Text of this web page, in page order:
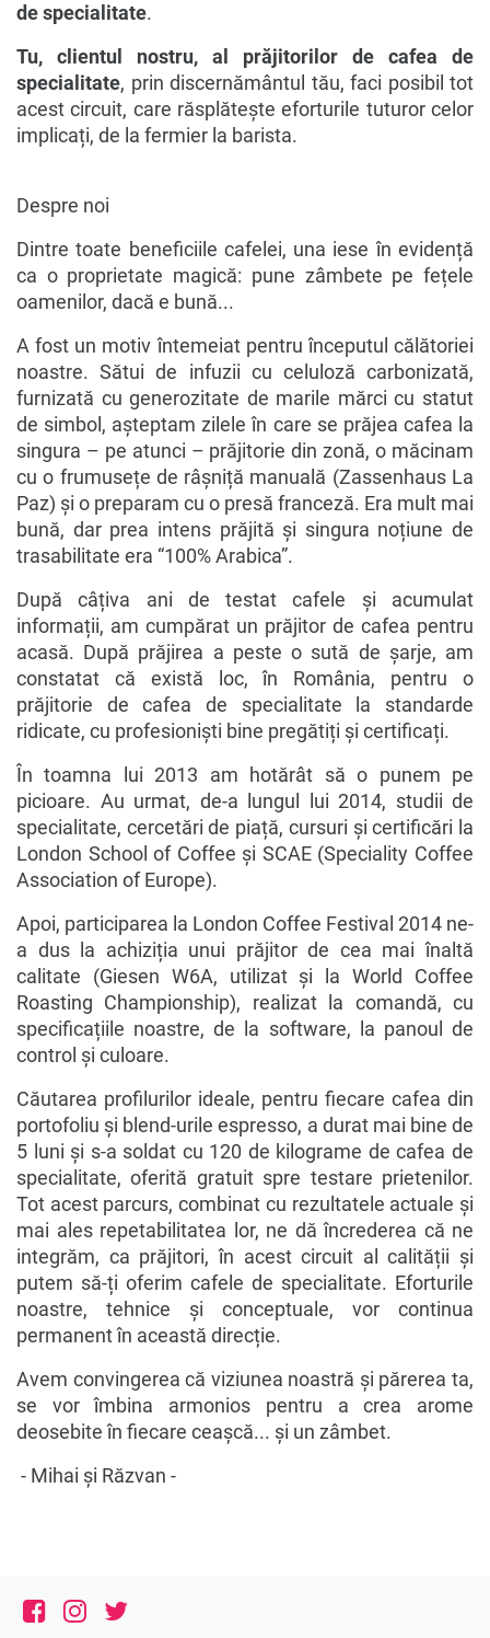
de specialitate.
Tu, clientul nostru, al prăjitorilor de cafea de
specialitate, prin discernământul tău, faci posibil tot
acest circuit, care răsplătește eforturile tuturor celor
implicați, de la fermier la barista.
Despre noi
Dintre toate beneficiile cafelei, una iese în evidență
ca o proprietate magică: pune zâmbete pe fețele
oamenilor, dacă e bună...
A fost un motiv întemeiat pentru începutul călătoriei
noastre. Sătui de infuzii cu celuloză carbonizată,
furnizată cu generozitate de marile mărci cu statut
de simbol, așteptam zilele în care se prăjea cafea la
singura – pe atunci – prăjitorie din zonă, o măcinam
cu o frumusețe de râșniță manuală (Zassenhaus La
Paz) și o preparam cu o presă franceză. Era mult mai
bună, dar prea intens prăjită și singura noțiune de
trasabilitate era “100% Arabica”.
După câțiva ani de testat cafele și acumulat
informații, am cumpărat un prăjitor de cafea pentru
acasă. După prăjirea a peste o sută de șarje, am
constatat că există loc, în România, pentru o
prăjitorie de cafea de specialitate la standarde
ridicate, cu profesioniști bine pregătiți și certificați.
În toamna lui 2013 am hotărât să o punem pe
picioare. Au urmat, de-a lungul lui 2014, studii de
specialitate, cercetări de piață, cursuri și certificări la
London School of Coffee și SCAE (Speciality Coffee
Association of Europe).
Apoi, participarea la London Coffee Festival 2014 ne-
a dus la achiziția unui prăjitor de cea mai înaltă
calitate (Giesen W6A, utilizat și la World Coffee
Roasting Championship), realizat la comandă, cu
specificațiile noastre, de la software, la panoul de
control și culoare.
Căutarea profilurilor ideale, pentru fiecare cafea din
portofoliu și blend-urile espresso, a durat mai bine de
5 luni și s-a soldat cu 120 de kilograme de cafea de
specialitate, oferită gratuit spre testare prietenilor.
Tot acest parcurs, combinat cu rezultatele actuale și
mai ales repetabilitatea lor, ne dă încrederea că ne
integrăm, ca prăjitori, în acest circuit al calității și
putem să-ți oferim cafele de specialitate. Eforturile
noastre, tehnice și conceptuale, vor continua
permanent în această direcție.
Avem convingerea că viziunea noastră și părerea ta,
se vor îmbina armonios pentru a crea arome
deosebite în fiecare ceașcă... și un zâmbet.
- Mihai și Răzvan -